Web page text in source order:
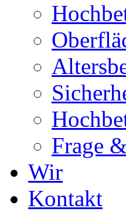
Frage
Wir
Kontakt